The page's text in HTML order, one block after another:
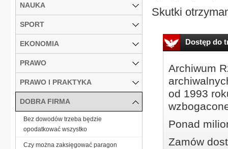
Skutki
Dostęp do
Archiwum
od 1993
Ponad
Zamów
NAUKA
SPORT
EKONOMIA
PRAWO
PRAWO I PRAKTYKA
DOBRA FIRMA
Bez dowodów trzeba będzie
opodatkować wszystko
Czy można zaksięgować paragon